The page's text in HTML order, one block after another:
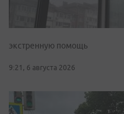
экстренную помощь
9:21, 6 августа 2026